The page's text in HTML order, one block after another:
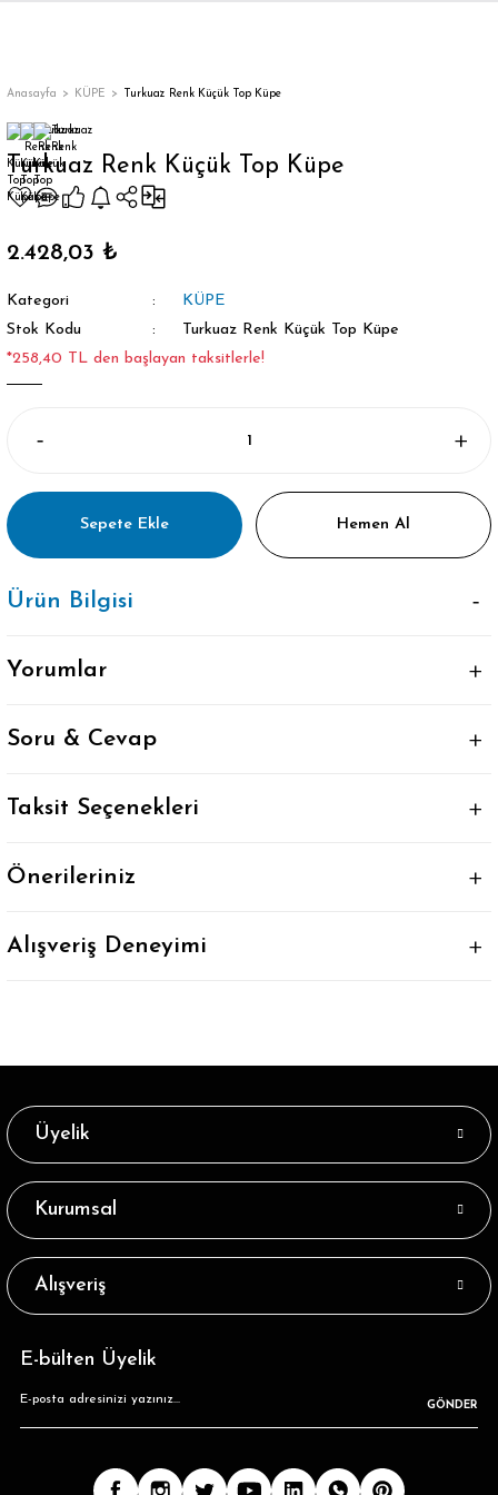
Anasayfa KÜPE Turkuaz Renk Küçük Top Küpe
Turkuaz Renk Küçük Top Küpe
2.428,03 ₺
Kategori
KÜPE
Stok Kodu
Turkuaz Renk Küçük Top Küpe
*258,40 TL den başlayan taksitlerle!
Sepete Ekle Hemen Al
Ürün Bilgisi
Yorumlar
Soru & Cevap
Taksit Seçenekleri
Önerileriniz
Alışveriş Deneyimi
Üyelik
Kurumsal
Alışveriş
E-bülten Üyelik
GÖNDER